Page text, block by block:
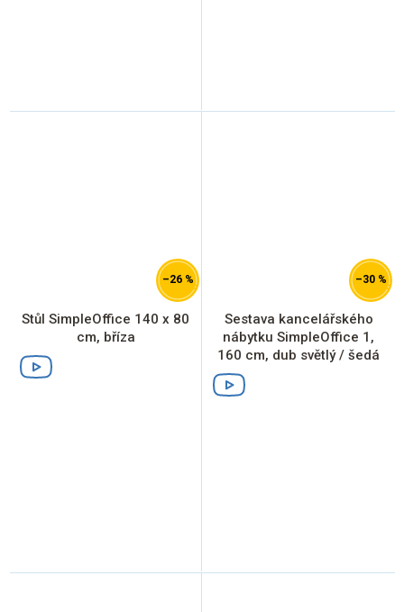
–26 %
Stůl SimpleOffice 140 x 80
cm, bříza
–30 %
Sestava kancelářského
nábytku SimpleOffice 1,
160 cm, dub světlý / šedá